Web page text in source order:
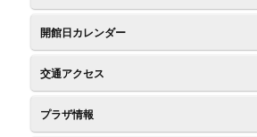
開館日カレンダー
交通アクセス
プラザ情報